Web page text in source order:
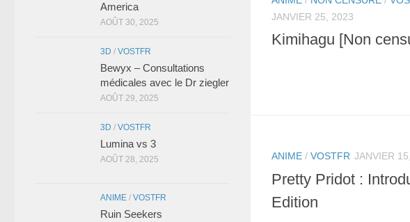
JANVIER 25, 2023
Kimihagu [Non
ANIME / VOSTFR JANVIER
Pretty Pridot :
Edition
America
AOÛT 30, 2025
3D / VOSTFR
Bewyx – Consultations
médicales avec le Dr ziegler
AOÛT 29, 2025
3D / VOSTFR
Lumina vs 3
AOÛT 28, 2025
ANIME / VOSTFR
Ruin Seekers